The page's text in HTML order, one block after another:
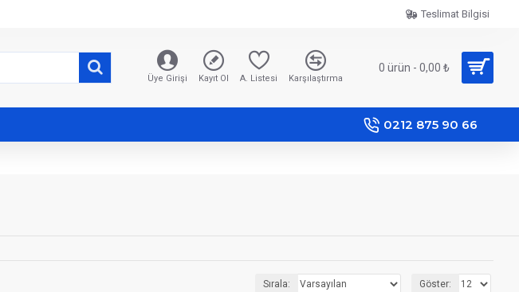
Teslimat Bilgisi
Üye Girişi Kayıt Ol A. Listesi Karşılaştırma
0 ürün - 0,00 ₺
0212 875 90 66
Sırala: Göster: